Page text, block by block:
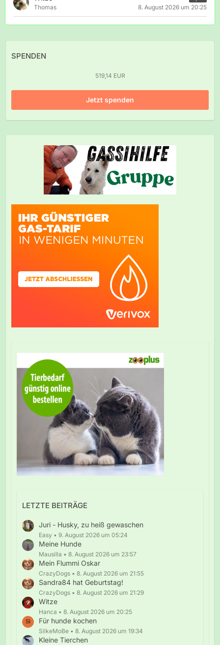
Thomas
8. August 2026 um 20:25
SPENDEN
519,14 EUR
Jetzt spenden
LETZTE BEITRÄGE
Juri - Husky, zu heiß gewaschen
Easy 9. August 2026 um 05:24
Meine Hunde
Mausilla 8. August 2026 um 23:57
Mein Flummi Oskar
CrazyDogs 8. August 2026 um 21:55
Sandra84 hat Geburtstag!
CrazyDogs 8. August 2026 um 21:29
Witze
Hanca 8. August 2026 um 20:25
Für hunde kochen
SilkeMoBe 8. August 2026 um 19:34
Kleine Tierchen